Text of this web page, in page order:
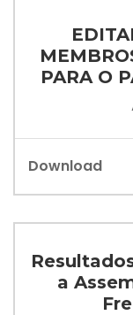
PARA O
Download
a